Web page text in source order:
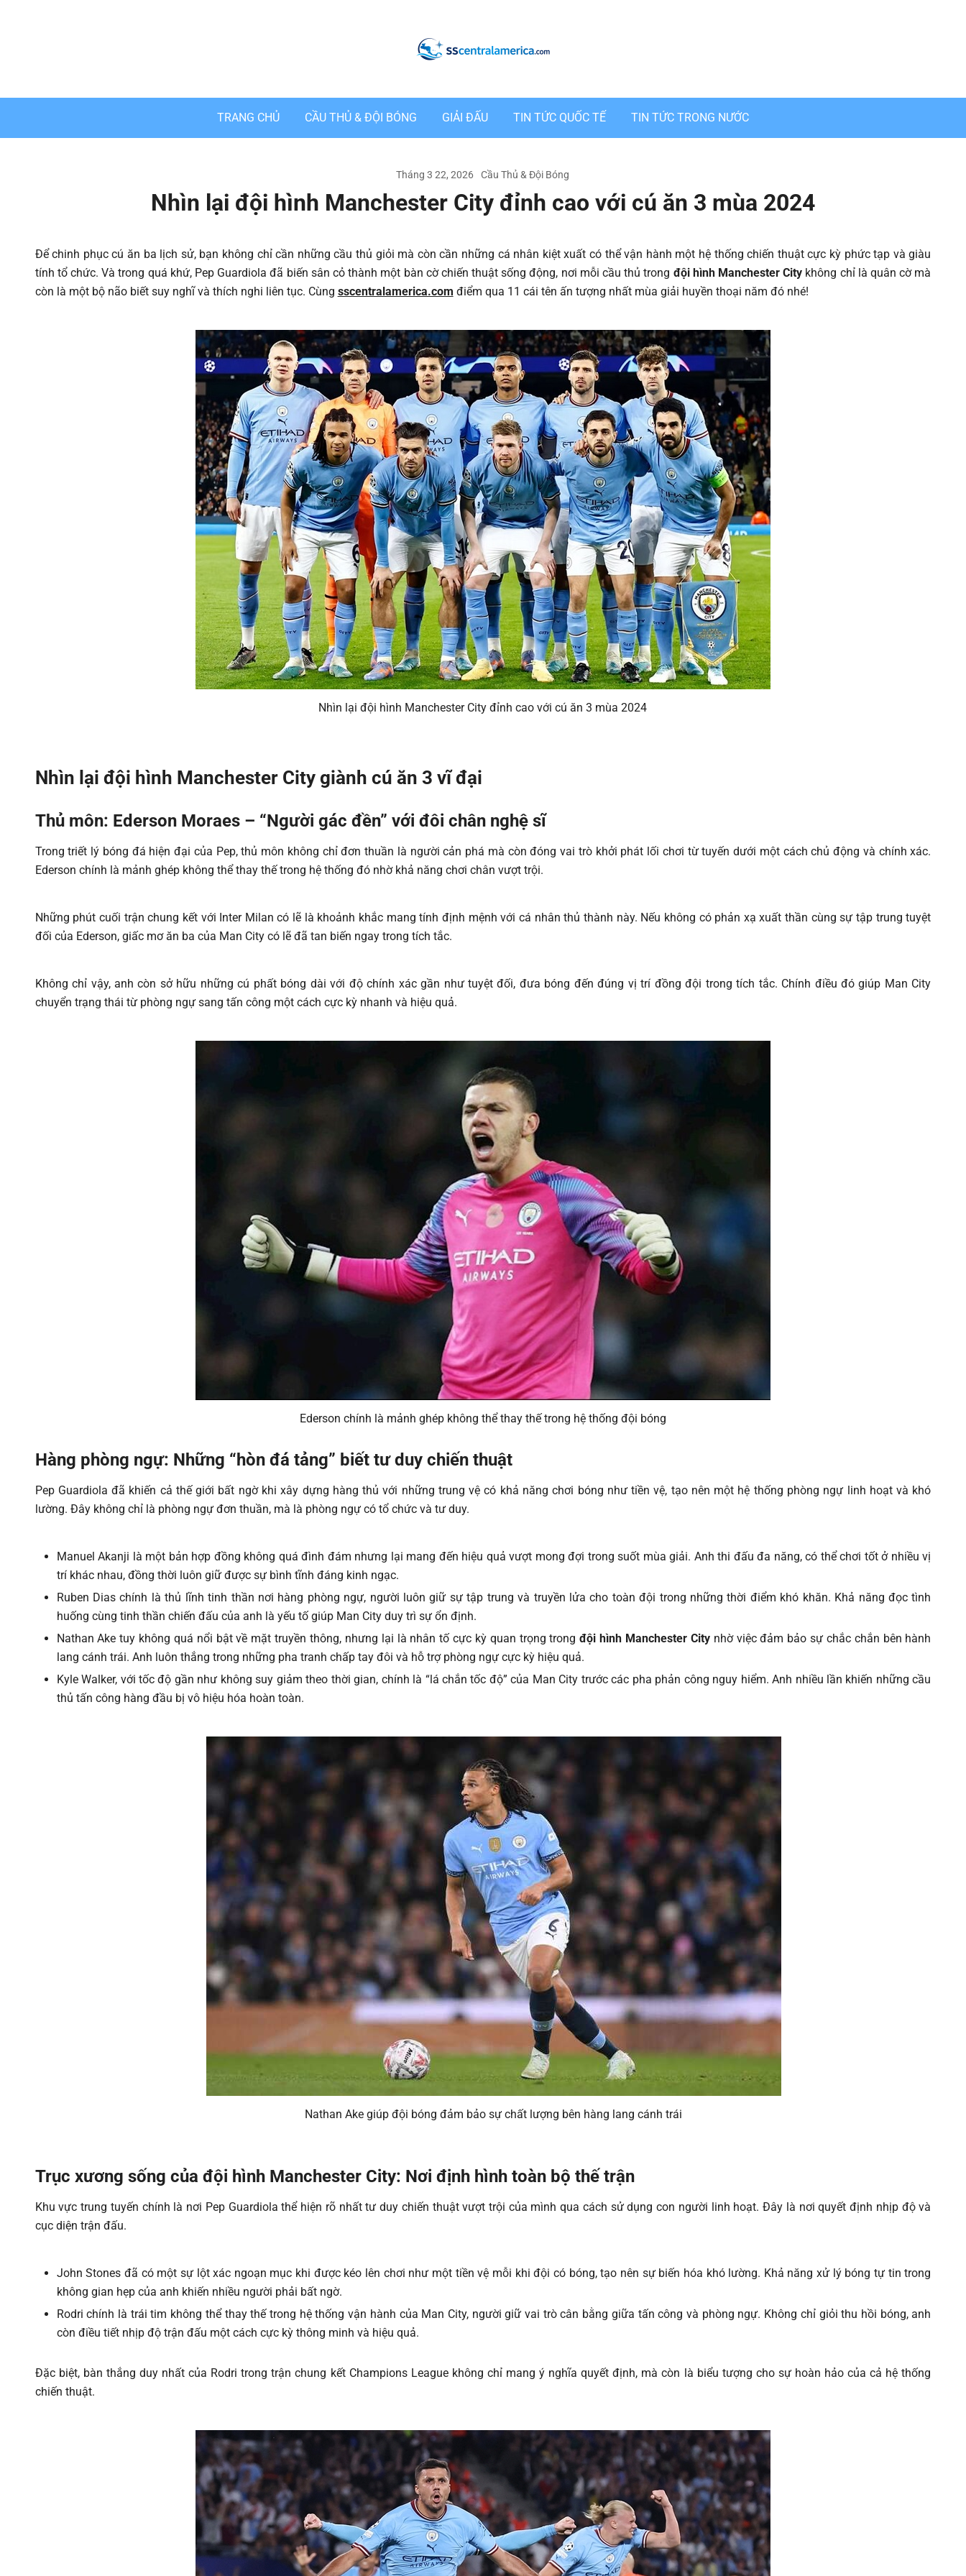
Tin Tức Bóng Đá 24/7
TRANG CHỦ CẦU THỦ & ĐỘI BÓNG GIẢI ĐẤU TIN TỨC QUỐC TẾ TIN TỨC TRONG NƯỚC
Tháng 3 22, 2026 Cầu Thủ & Đội Bóng
Nhìn lại đội hình Manchester City đỉnh cao với cú ăn 3 mùa 2024
Để chinh phục cú ăn ba lịch sử, bạn không chỉ cần những cầu thủ giỏi mà còn cần những cá nhân kiệt xuất có thể vận hành một hệ thống chiến thuật cực kỳ phức tạp và giàu
tính tổ chức. Và trong quá khứ, Pep Guardiola đã biến sân cỏ thành một bàn cờ chiến thuật sống động, nơi mỗi cầu thủ trong đội hình Manchester City không chỉ là quân cờ mà
còn là một bộ não biết suy nghĩ và thích nghi liên tục. Cùng sscentralamerica.com điểm qua 11 cái tên ấn tượng nhất mùa giải huyền thoại năm đó nhé!
Nhìn lại đội hình Manchester City đỉnh cao với cú ăn 3 mùa 2024
Nhìn lại đội hình Manchester City giành cú ăn 3 vĩ đại
Thủ môn: Ederson Moraes – “Người gác đền” với đôi chân nghệ sĩ
Trong triết lý bóng đá hiện đại của Pep, thủ môn không chỉ đơn thuần là người cản phá mà còn đóng vai trò khởi phát lối chơi từ tuyến dưới một cách chủ động và chính xác.
Ederson chính là mảnh ghép không thể thay thế trong hệ thống đó nhờ khả năng chơi chân vượt trội.
Những phút cuối trận chung kết với Inter Milan có lẽ là khoảnh khắc mang tính định mệnh với cá nhân thủ thành này. Nếu không có phản xạ xuất thần cùng sự tập trung tuyệt
đối của Ederson, giấc mơ ăn ba của Man City có lẽ đã tan biến ngay trong tích tắc.
Không chỉ vậy, anh còn sở hữu những cú phất bóng dài với độ chính xác gần như tuyệt đối, đưa bóng đến đúng vị trí đồng đội trong tích tắc. Chính điều đó giúp Man City
chuyển trạng thái từ phòng ngự sang tấn công một cách cực kỳ nhanh và hiệu quả.
Ederson chính là mảnh ghép không thể thay thế trong hệ thống đội bóng
Hàng phòng ngự: Những “hòn đá tảng” biết tư duy chiến thuật
Pep Guardiola đã khiến cả thế giới bất ngờ khi xây dựng hàng thủ với những trung vệ có khả năng chơi bóng như tiền vệ, tạo nên một hệ thống phòng ngự linh hoạt và khó
lường. Đây không chỉ là phòng ngự đơn thuần, mà là phòng ngự có tổ chức và tư duy.
Manuel Akanji là một bản hợp đồng không quá đình đám nhưng lại mang đến hiệu quả vượt mong đợi trong suốt mùa giải. Anh thi đấu đa năng, có thể chơi tốt ở nhiều vị
trí khác nhau, đồng thời luôn giữ được sự bình tĩnh đáng kinh ngạc.
Ruben Dias chính là thủ lĩnh tinh thần nơi hàng phòng ngự, người luôn giữ sự tập trung và truyền lửa cho toàn đội trong những thời điểm khó khăn. Khả năng đọc tình
huống cùng tinh thần chiến đấu của anh là yếu tố giúp Man City duy trì sự ổn định.
Nathan Ake tuy không quá nổi bật về mặt truyền thông, nhưng lại là nhân tố cực kỳ quan trọng trongđội hình Manchester Citynhờ việc đảm bảo sự chắc chắn bên hành
lang cánh trái. Anh luôn thắng trong những pha tranh chấp tay đôi và hỗ trợ phòng ngự cực kỳ hiệu quả.
Kyle Walker, với tốc độ gần như không suy giảm theo thời gian, chính là “lá chắn tốc độ” của Man City trước các pha phản công nguy hiểm. Anh nhiều lần khiến những cầu
thủ tấn công hàng đầu bị vô hiệu hóa hoàn toàn.
Nathan Ake giúp đội bóng đảm bảo sự chất lượng bên hàng lang cánh trái
Trục xương sống của đội hình Manchester City: Nơi định hình toàn bộ thế trận
Khu vực trung tuyến chính là nơi Pep Guardiola thể hiện rõ nhất tư duy chiến thuật vượt trội của mình qua cách sử dụng con người linh hoạt. Đây là nơi quyết định nhịp độ và
cục diện trận đấu.
John Stones đã có một sự lột xác ngoạn mục khi được kéo lên chơi như một tiền vệ mỗi khi đội có bóng, tạo nên sự biến hóa khó lường. Khả năng xử lý bóng tự tin trong
không gian hẹp của anh khiến nhiều người phải bất ngờ.
Rodri chính là trái tim không thể thay thế trong hệ thống vận hành của Man City, người giữ vai trò cân bằng giữa tấn công và phòng ngự. Không chỉ giỏi thu hồi bóng, anh
còn điều tiết nhịp độ trận đấu một cách cực kỳ thông minh và hiệu quả.
Đặc biệt, bàn thắng duy nhất của Rodri trong trận chung kết Champions League không chỉ mang ý nghĩa quyết định, mà còn là biểu tượng cho sự hoàn hảo của cả hệ thống
chiến thuật.